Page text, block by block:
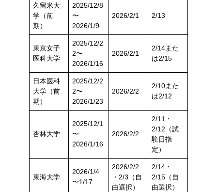
久留米大
学（前
期）
2025/12/8
〜
2026/1/9
2026/2/1 2/13
東京女子
医科大学
2025/12/2
2〜
2026/1/16
2026/2/1
2/14また
は2/15
日本医科
大学（前
期）
2025/12/2
2〜
2026/1/23
2026/2/2
2/10また
は2/12
杏林大学
2025/12/1
〜
2026/1/16
2026/2/2
2/11・
2/12（試
験日指
定）
東海大学
2026/1/4
〜1/17
2026/2/2
・2/3（自
由選択）
2/14・
2/15（自
由選択）